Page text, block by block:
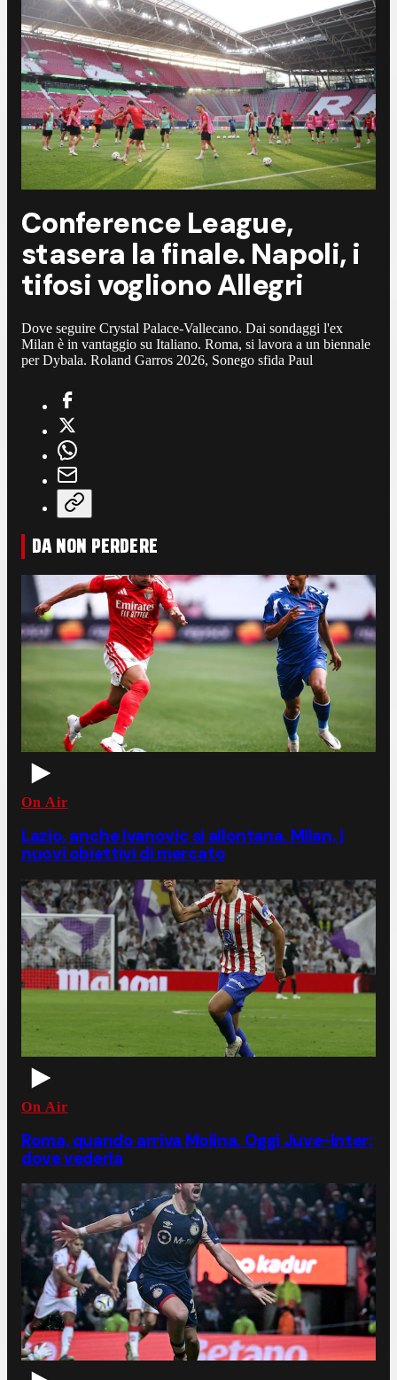
Conference League,
stasera la finale. Napoli, i
tifosi vogliono Allegri
Dove seguire Crystal Palace-Vallecano. Dai sondaggi l'ex
Milan è in vantaggio su Italiano. Roma, si lavora a un biennale
per Dybala. Roland Garros 2026, Sonego sfida Paul
DA NON PERDERE
On Air
Lazio, anche Ivanovic si allontana. Milan, i
nuovi obiettivi di mercato
On Air
Roma, quando arriva Molina. Oggi Juve-Inter:
dove vederla